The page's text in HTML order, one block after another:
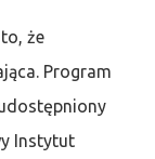
że
Program
Instytut